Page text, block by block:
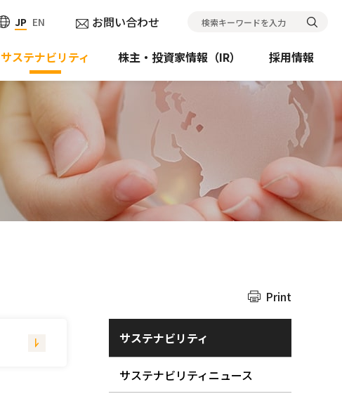
JP EN お問い合わせ 検索キーワードを入力
サステナビリティ 株主・投資家情報（IR） 採用情報
Print
サステナビリティ
サステナビリティニュース